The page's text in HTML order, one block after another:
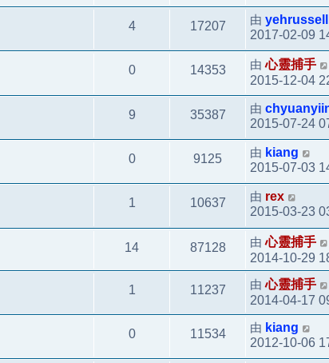
4 17207 由 yehrussell
2017-02-09
0 14353 由心靈捕手
2015-12-04
9 35387 由
2015-07-24
0 9125 由 kiang
2015-07-03
1 10637 由 rex
2015-03-23
14 87128 由心靈捕手
2014-10-29
1 11237 由心靈捕手
2014-04-17
0 11534 由 kiang
2012-10-06